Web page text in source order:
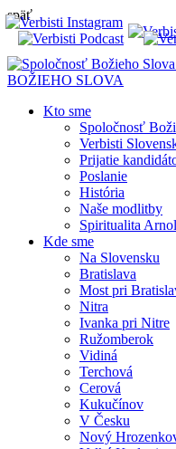
späť
BOŽIEHO SLOVA
Kto sme
Spoločnosť
Verbisti
Prijatie
Poslanie
História
Naše modlitby
Spiritualita
Kde sme
Na Slovensku
Bratislava
Most pri
Nitra
Ivanka pri Nitre
Ružomberok
Vidiná
Terchová
Cerová
Kukučínov
V Česku
Nový